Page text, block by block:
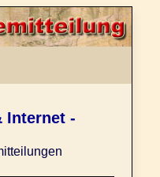
Internet -